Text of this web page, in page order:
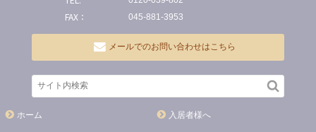
FAX： 045-881-3953
メールでのお問い合わせはこちら
ホーム 入居者様へ